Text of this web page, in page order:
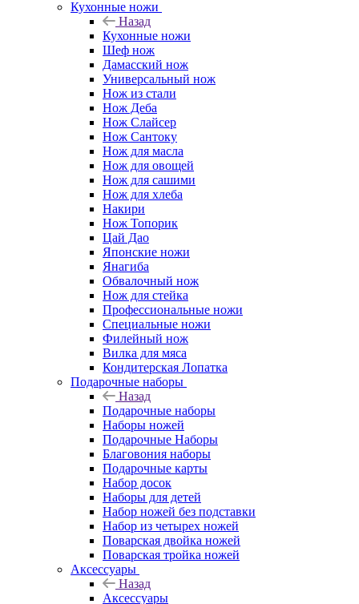
Кухонные ножи
Назад
Кухонные ножи
Шеф нож
Дамасский нож
Универсальный нож
Нож из стали
Нож Деба
Нож Слайсер
Нож Сантоку
Нож для масла
Нож для овощей
Нож для сашими
Нож для хлеба
Накири
Нож Топорик
Цай Дао
Японские ножи
Янагиба
Обвалочный нож
Нож для стейка
Профессиональные ножи
Специальные ножи
Филейный нож
Вилка для мяса
Кондитерская Лопатка
Подарочные наборы
Назад
Подарочные наборы
Наборы ножей
Подарочные Наборы
Благовония наборы
Подарочные карты
Набор досок
Наборы для детей
Набор ножей без подставки
Набор из четырех ножей
Поварская двойка ножей
Поварская тройка ножей
Аксессуары
Назад
Аксессуары